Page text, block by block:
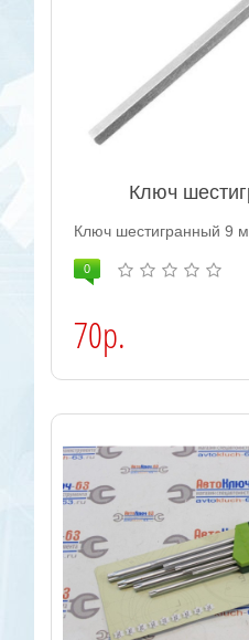
Ключ
Ключ шестигранный 9
0
70р.